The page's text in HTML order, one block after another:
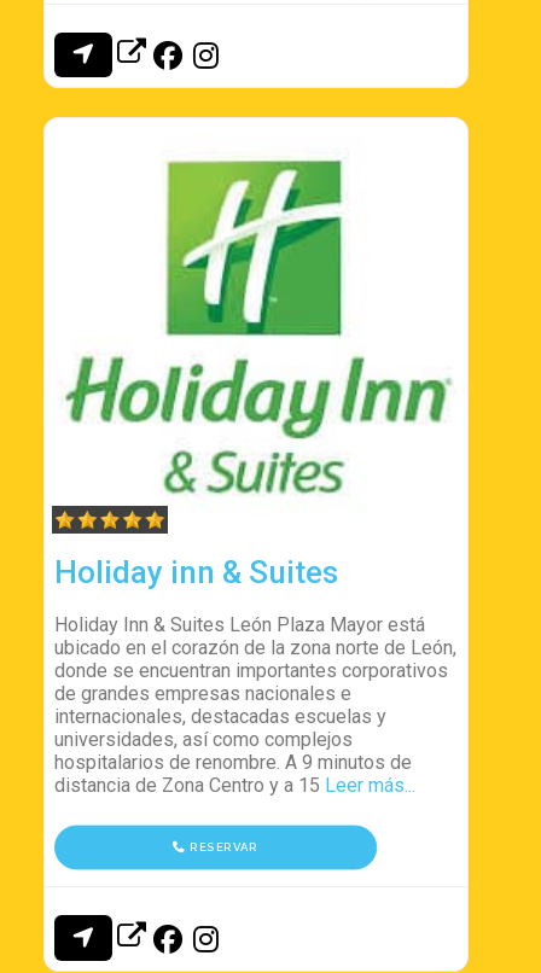
Holiday inn & Suites
Holiday Inn & Suites León Plaza Mayor está
ubicado en el corazón de la zona norte de León,
donde se encuentran importantes corporativos
de grandes empresas nacionales e
internacionales, destacadas escuelas y
universidades, así como complejos
hospitalarios de renombre. A 9 minutos de
distancia de Zona Centro y a 15 Leer más...
RESERVAR